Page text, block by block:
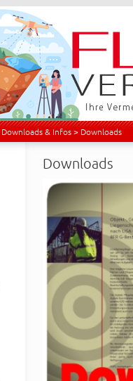
Downloads & Infos> Downloads
Downloads